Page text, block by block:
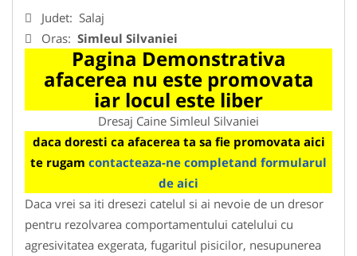
Judet: Salaj
Oras: Simleul Silvaniei
Pagina Demonstrativa
afacerea nu este promovata
iar locul este liber
Dresaj Caine Simleul Silvaniei
daca doresti ca afacerea ta sa fie promovata aici
te rugam contacteaza-ne completand formularul
de aici
Daca vrei sa iti dresezi catelul si ai nevoie de un dresor
pentru rezolvarea comportamentului catelului cu
agresivitatea exgerata, fugaritul pisicilor, nesupunerea